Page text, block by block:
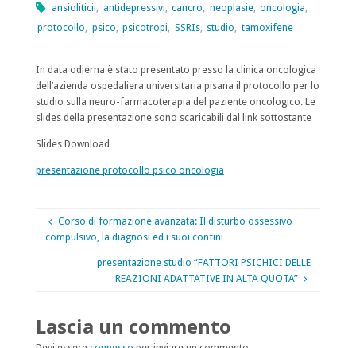
ansioliticii
antidepressivi cancro neoplasie, oncologia
protocollo
psico psicotropi SSRIs, studio tamoxifene
In data odierna è stato presentato presso la clinica oncologica
dell’azienda ospedaliera universitaria pisana il protocollo per lo
studio sulla neuro-farmacoterapia del paziente oncologico. Le
slides della presentazione sono scaricabili dal link sottostante
Slides Download
presentazione protocollo psico oncologia
Corso di formazione avanzata: Il disturbo ossessivo
compulsivo, la diagnosi ed i suoi confini
presentazione studio “FATTORI PSICHICI DELLE
REAZIONI ADATTATIVE IN ALTA QUOTA”
Lascia un commento